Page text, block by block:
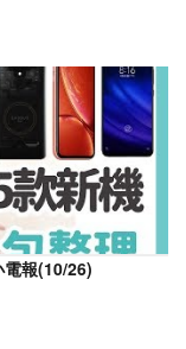
報(10/26)